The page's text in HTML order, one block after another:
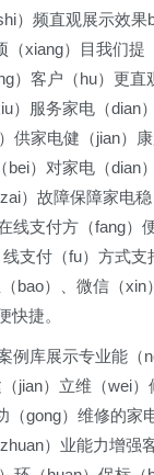
）频直观展示效
（xiang）目我们提
）客户（hu）更直
）服务家电（dian
供家电健（jian）
bei）对家电（dian
）故障保障家电稳
线支付方（fang）
支付（fu）方式支
（bao）、微信（
快捷。
例库展示专业能（
（jian）立维（wei
（gong）维修的家
）业能力增强